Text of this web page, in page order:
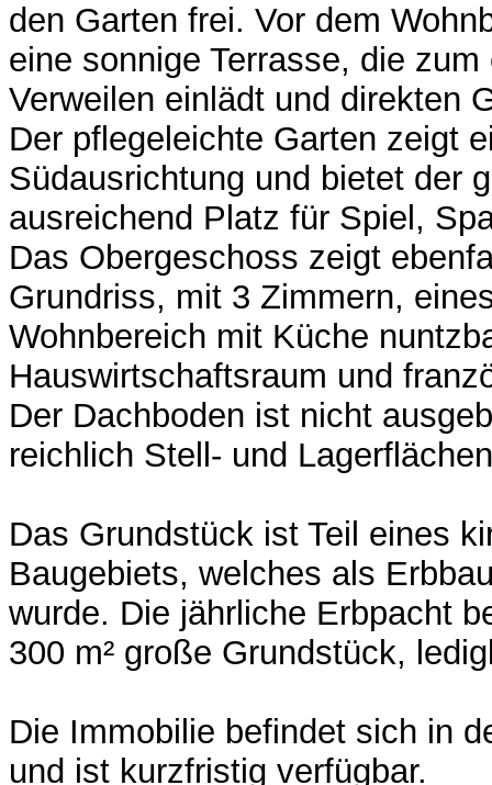
den Garten frei. Vor dem
eine sonnige Terrasse, die
Verweilen einlädt und direkten
Der pflegeleichte Garten zeigt
Südausrichtung und bietet der
ausreichend Platz für Spiel,
Das Obergeschoss zeigt
Grundriss, mit 3 Zimmern,
Wohnbereich mit Küche
Hauswirtschaftsraum und
Der Dachboden ist nicht
reichlich Stell- und
Das Grundstück ist Teil eines
Baugebiets, welches als
wurde. Die jährliche Erbpacht
300 m² große Grundstück,
Die Immobilie befindet sich in
und ist kurzfristig verfügbar.